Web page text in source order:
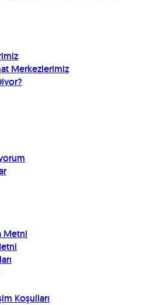
Merkezlerimiz
Metni
Koşulları